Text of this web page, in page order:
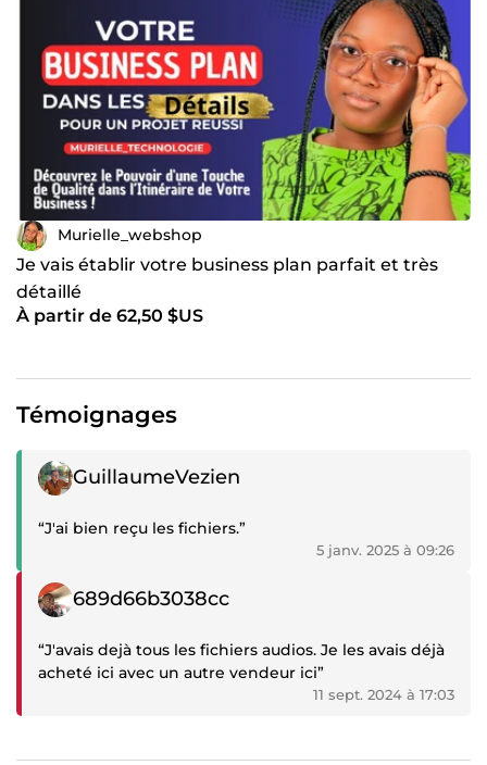
Murielle_webshop
Je vais établir votre business plan parfait et très
détaillé
À partir de 62,50 $US
Témoignages
Témoignage positif
GuillaumeVezien
“J'ai bien reçu les fichiers.”
5 janv. 2025 à 09:26
Témoignage négatif
689d66b3038cc
“J'avais dejà tous les fichiers audios. Je les avais déjà
acheté ici avec un autre vendeur ici”
11 sept. 2024 à 17:03